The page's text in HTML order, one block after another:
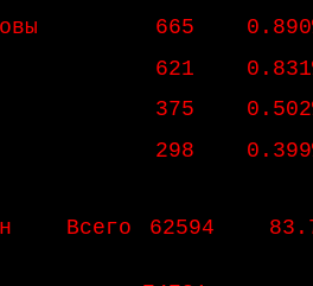
Иеговы 665
621
375
298
Всего 62594